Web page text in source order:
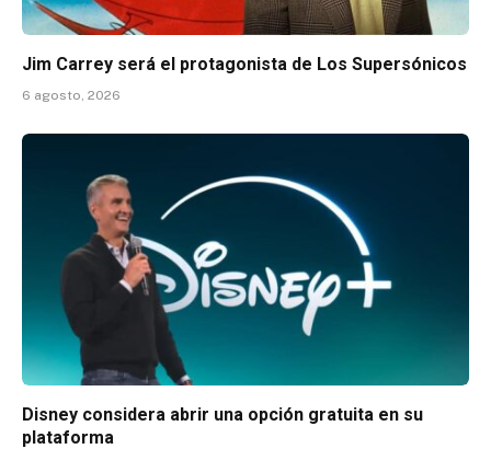
Jim Carrey será el protagonista de Los Supersónicos
6 agosto, 2026
Disney considera abrir una opción gratuita en su
plataforma